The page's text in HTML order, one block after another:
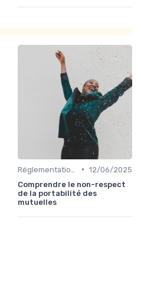
• 12/06/2025
Comprendre le non-respect
de la portabilité des
mutuelles